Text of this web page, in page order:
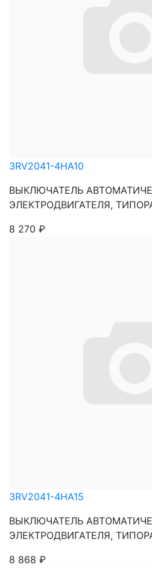
3RV2041-4HA10
ВЫКЛЮЧАТЕЛЬ
ЭЛЕКТРОДВИГАТЕЛЯ,
8 270 ₽
3RV2041-4HA15
ВЫКЛЮЧАТЕЛЬ
ЭЛЕКТРОДВИГАТЕЛЯ,
8 868 ₽